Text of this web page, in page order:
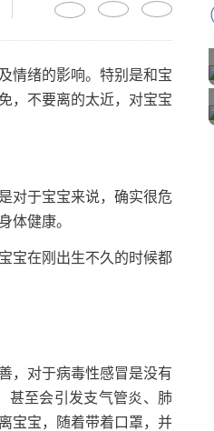
情绪的影响。特别是和宝
，不要离的太近，对宝宝
对于宝宝来说，确实很危
体健康。
宝在刚出生不久的时候都
，对于病毒性感冒是没有
甚至会引发支气管炎、肺
宝宝，随着带着口罩，并